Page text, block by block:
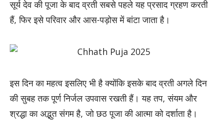
सूर्य देव की पूजा के बाद व्रती सबसे पहले यह प्रसाद ग्रहण करती
हैं, फिर इसे परिवार और आस-पड़ोस में बांटा जाता है।
इस दिन का महत्व इसलिए भी है क्योंकि इसके बाद व्रती अगले दिन
की सुबह तक पूर्ण निर्जल उपवास रखती हैं। यह तप, संयम और
श्रद्धा का अद्भुत संगम है, जो छठ पूजा की आत्मा को दर्शाता है।